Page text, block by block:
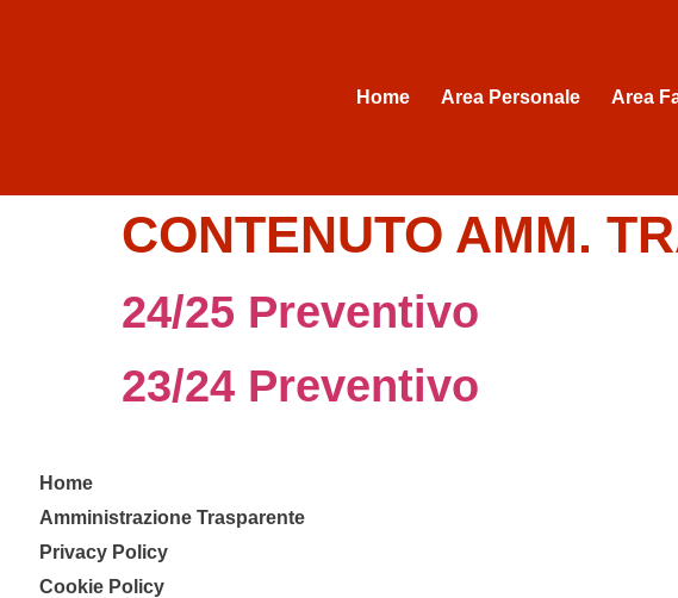
Home Area Personale Area
CONTENUTO AMM.
24/25 Preventivo
23/24 Preventivo
Home
Amministrazione Trasparente
Privacy Policy
Cookie Policy